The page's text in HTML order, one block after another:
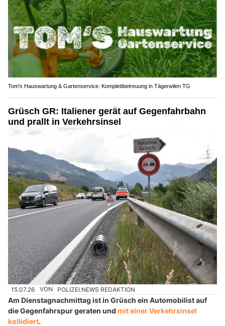
Tom's Hauswartung & Gartenservice: Komplettbetreuung in Tägerwilen TG
Grüsch GR: Italiener gerät auf Gegenfahrbahn
und prallt in Verkehrsinsel
15.07.26 VON POLIZEI.NEWS REDAKTION
Am Dienstagnachmittag ist in Grüsch ein Automobilist auf
die Gegenfahrspur geraten und mit einer Verkehrsinsel
kollidiert.